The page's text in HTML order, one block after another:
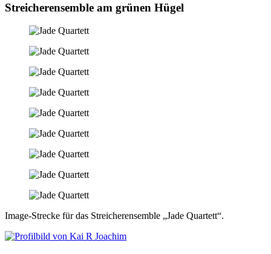
Streicherensemble am grünen Hügel
Image-Strecke für das Streicherensemble „Jade Quartett“.